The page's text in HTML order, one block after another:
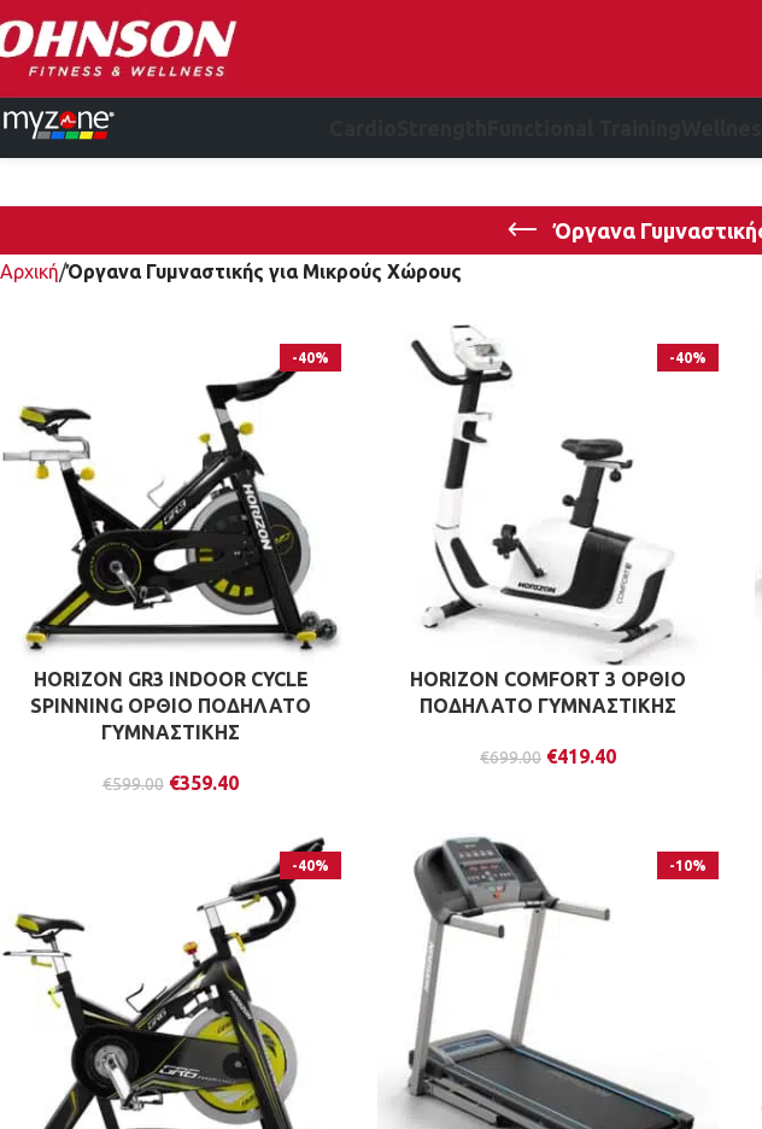
Όργανα
Αρχική Όργανα Γυμναστικής για Μικρούς Χώρους
-40%
HORIZON GR3 INDOOR CYCLE
SPINNING ΟΡΘΙΟ ΠΟΔΗΛΑΤΟ
ΓΥΜΝΑΣΤΙΚΗΣ
€599.00 €359.40
-40%
HORIZON COMFORT 3 ΟΡΘΙΟ
ΠΟΔΗΛΑΤΟ ΓΥΜΝΑΣΤΙΚΗΣ
€699.00 €419.40
-40% -10%